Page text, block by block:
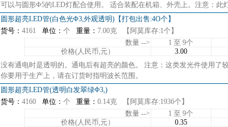
可以与圆形Φ5的LED灯配合使用。 适合装配在机箱、外壳上。注意：此
圆形超亮LED管(白色光Φ3,外观透明)【打包出售:4O个】
货号： 4161 单位： 个 重量： 7.00克
【阿莫库存:1个】
数量 -->
1 至 9个
价格(人民币,元）
3.00
没有通电时是透明的。通电后有超亮的颜色。 注意：这类发光件使用
你要用于生产上，请在订货时指明波长范围。
圆形超亮LED管(透明白发翠绿Φ3,)
货号： 4160 单位： 个 重量： 0.14克
【阿莫库存:1936个】
数量 -->
1 至 9个
价格(人民币,元）
0.35